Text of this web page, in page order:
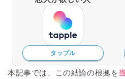
タップル
本記事では、この結論の根拠を